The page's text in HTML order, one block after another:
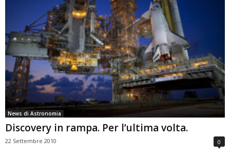
News di Astronomia
Discovery in rampa. Per l’ultima volta.
22 Settembre 2010 0